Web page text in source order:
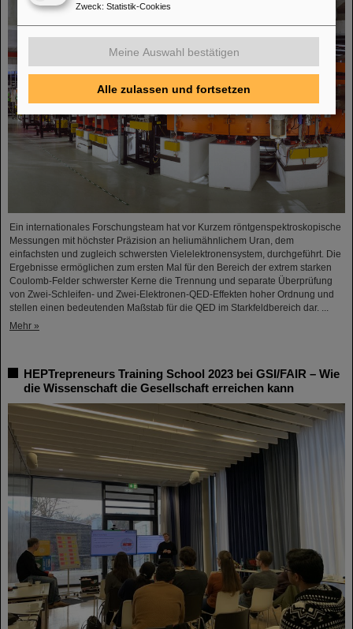
Ein internationales Forschungsteam hat vor Kurzem röntgenspektroskopische
Messungen mit höchster Präzision an heliumähnlichem Uran, dem
einfachsten und zugleich schwersten Vielelektronensystem, durchgeführt. Die
Ergebnisse ermöglichen zum ersten Mal für den Bereich der extrem starken
Coulomb-Felder schwerster Kerne die Trennung und separate Überprüfung
von Zwei-Schleifen- und Zwei-Elektronen-QED-Effekten hoher Ordnung und
stellen einen bedeutenden Maßstab für die QED im Starkfeldbereich dar. ...
Mehr »
HEPTrepreneurs Training School 2023 bei GSI/FAIR – Wie
die Wissenschaft die Gesellschaft erreichen kann
Zweck: Statistik-Cookies
Meine Auswahl bestätigen
Alle zulassen und fortsetzen